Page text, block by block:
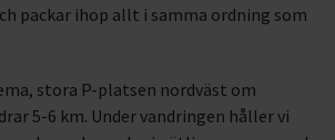
packar ihop allt i samma ordning som
stora P-platsen nordväst om
5-6 km. Under vandringen håller vi